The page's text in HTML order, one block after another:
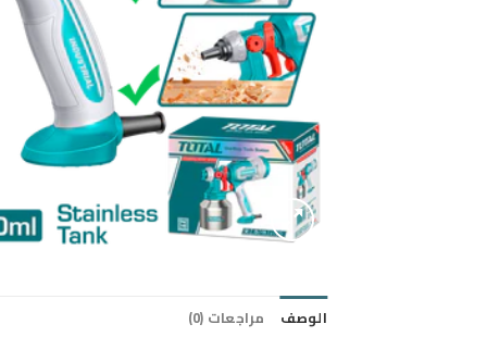
الوصف مراجعات (0)